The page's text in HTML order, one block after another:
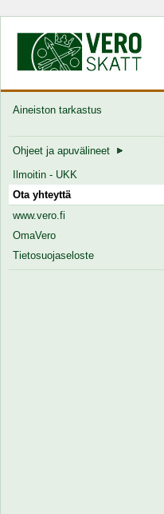
Aineiston tarkastus
Ohjeet ja apuvälineet
Ilmoitin - UKK
Ota yhteyttä
www.vero.fi
OmaVero
Tietosuojaseloste